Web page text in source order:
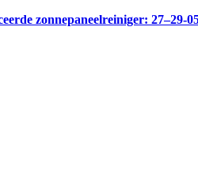
zonnepaneelreiniger: 27–29-